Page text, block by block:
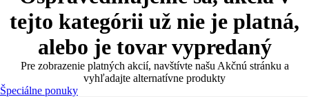
tejto kategórii už nie je platná,
alebo je tovar vypredaný
Pre zobrazenie platných akcií, navštívte našu Akčnú stránku a
vyhľadajte alternatívne produkty
Špeciálne ponuky